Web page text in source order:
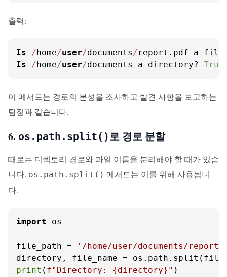
출력:
Is /home/user/documents/report.pdf a
Is
/home/user/documents a directory? True
이 메서드는 경로의 본성을 조사하고 발견 사항을 보고하는
탐정과 같습니다.
6. os.path.split()로 경로 분할
때로는 디렉토리 경로와 파일 이름을 분리해야 할 때가 있습
니다. os.path.split() 메서드는 이를 위해 사용됩니
다.
import os
file_path = '/home/user/documents/
print ( f"Directory: {directory} "